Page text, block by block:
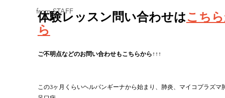
from STAFF
体験レッスン問い合わせはこち
ら
ご不明点などのお問い合わせもこちらから↑↑↑
この3ヶ月くらいヘルパンギーナから始まり、肺炎、マイコプラズマ